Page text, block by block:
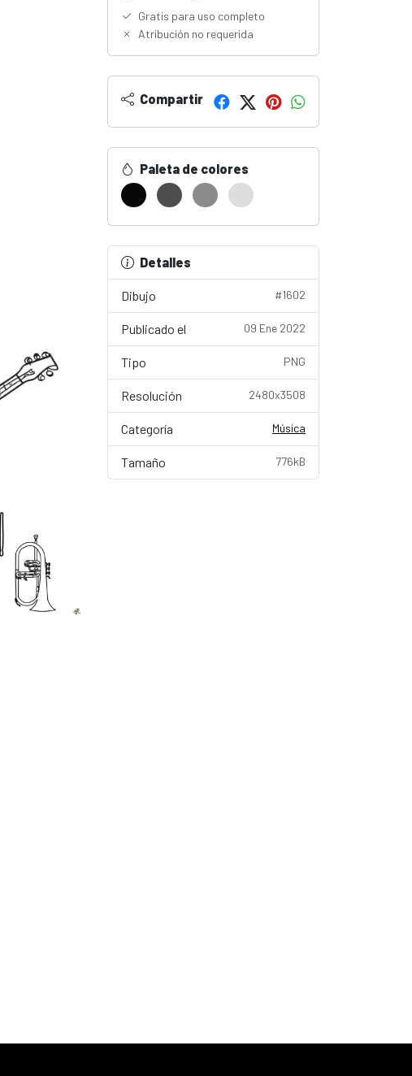
Gratis para uso completo
Atribución no requerida
Compartir
Paleta de colores
Detalles
Dibujo #1602
Publicado el 09 Ene 2022
Tipo PNG
Resolución 2480x3508
Categoría Música
Tamaño 776kB